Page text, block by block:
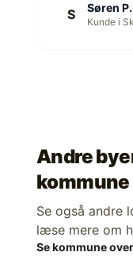
S Søren P.
Kunde i
Andre
kommune
Se også andre
læse mere om
Se kommune